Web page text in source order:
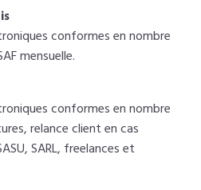
conformes en nombre
mensuelle.
conformes en nombre
relance client en cas
SARL, freelances et